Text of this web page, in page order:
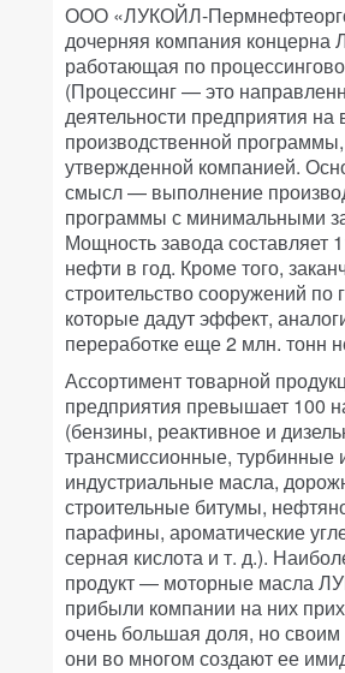
ООО «ЛУКОЙЛ-
дочерняя компания
работающая по
(Процессинг — это
деятельности предприятия
производственной программы,
утвержденной компанией.
смысл — выполнение
программы с минимальными
Мощность завода составляет
нефти в год. Кроме того,
строительство сооружений по
которые дадут эффект,
переработке еще 2 млн. тонн
Ассортимент товарной
предприятия превышает 100
(бензины, реактивное и
трансмиссионные, турбинные
индустриальные масла,
строительные битумы,
парафины, ароматические
серная кислота и т. д.).
продукт — моторные масла
прибыли компании на них
очень большая доля, но своим
они во многом создают ее